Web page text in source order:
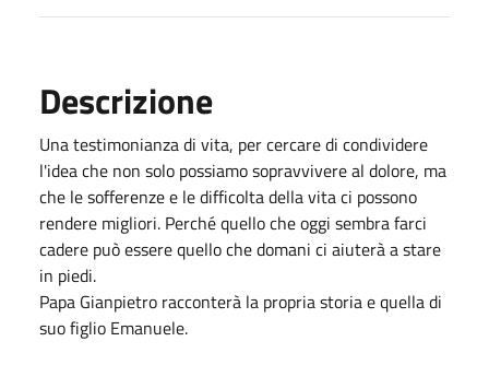
Descrizione
Una testimonianza di vita, per cercare di condividere
l'idea che non solo possiamo sopravvivere al dolore, ma
che le sofferenze e le difficolta della vita ci possono
rendere migliori. Perché quello che oggi sembra farci
cadere può essere quello che domani ci aiuterà a stare
in piedi.
Papa Gianpietro racconterà la propria storia e quella di
suo figlio Emanuele.